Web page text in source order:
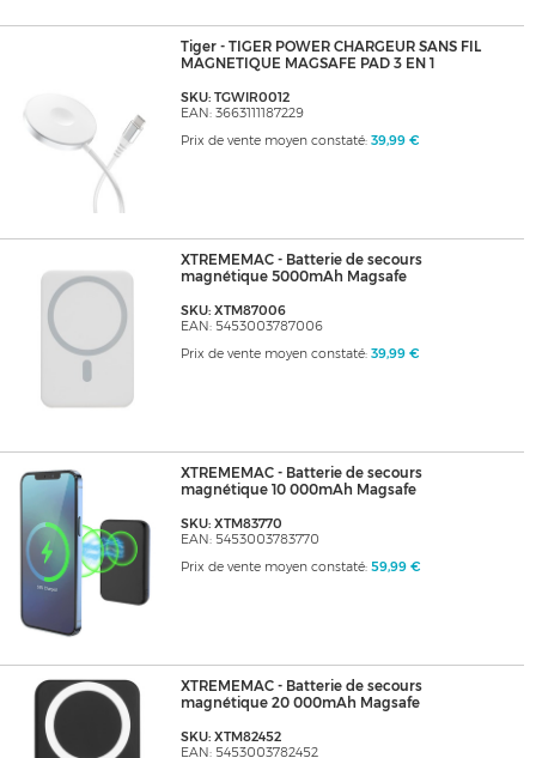
Tiger - TIGER POWER CHARGEUR SANS FIL
MAGNETIQUE MAGSAFE PAD 3 EN 1
SKU: TGWIR0012
EAN: 3663111187229
Prix de vente moyen constaté: 39,99 €
XTREMEMAC - Batterie de secours
magnétique 5000mAh Magsafe
SKU: XTM87006
EAN: 5453003787006
Prix de vente moyen constaté: 39,99 €
XTREMEMAC - Batterie de secours
magnétique 10 000mAh Magsafe
SKU: XTM83770
EAN: 5453003783770
Prix de vente moyen constaté: 59,99 €
XTREMEMAC - Batterie de secours
magnétique 20 000mAh Magsafe
SKU: XTM82452
EAN: 5453003782452